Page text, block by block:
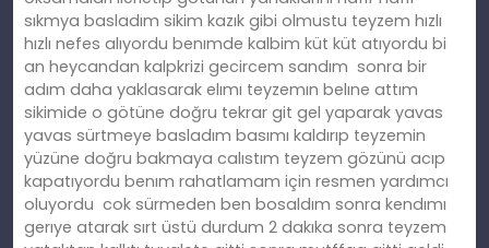
sıkmya basladım sikim kazık gibi olmustu teyzem hızlı
hızlı nefes alıyordu benımde kalbim küt küt atıyordu bi
an heycandan kalpkrizi gecircem sandım sonra bir
adım daha yaklasarak elımı teyzemın belıne attım
sikimide o götüne doğru tekrar git gel yaparak yavas
yavas sürtmeye basladım basımı kaldırıp teyzemin
yüzüne doğru bakmaya calıstım teyzem gözünü acıp
kapatıyordu benım rahatlamam için resmen yardımcı
oluyordu cok sürmeden ben bosaldım sonra kendımı
gerıye atarak sırt üstü durdum 2 dakıka sonra teyzem